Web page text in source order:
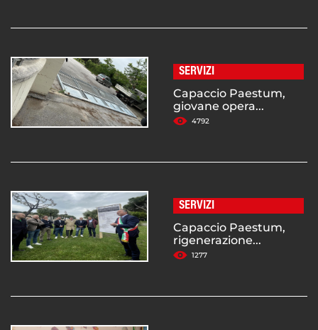
SERVIZI
Capaccio Paestum,
giovane opera...
4792
SERVIZI
Capaccio Paestum,
rigenerazione...
1277